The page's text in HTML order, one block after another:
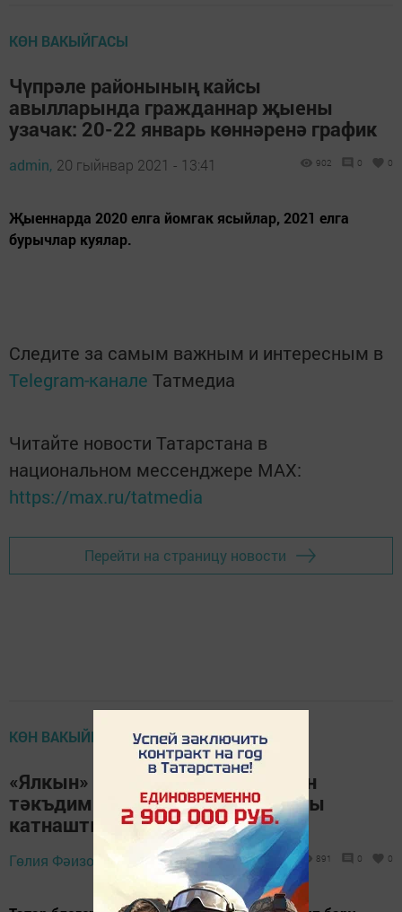
КӨН ВАКЫЙГАСЫ
Чүпрәле районының кайсы
авылларында гражданнар җыены
узачак: 20-22 январь көннәренә график
admin, 20 гыйнвар 2021 - 13:41 902 0 0
Җыеннарда 2020 елга йомгак ясыйлар, 2021 елга
бурычлар куялар.
Следите за самым важным и интересным в
Telegram-канале Татмедиа
Читайте новости Татарстана в
национальном мессенджере MАХ:
https://max.ru/tatmedia
Перейти на страницу новости
КӨН ВАКЫЙГАСЫ
«Ялкын» журналының яңа санын
тәкъдим итүдә татар блогерлары
катнашты
Гөлия Фәизова, 20 гыйнвар 2021 - 08:03 891 0 0